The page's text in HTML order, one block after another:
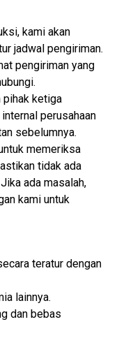
kami akan
jadwal pengiriman.
pengiriman yang
pihak ketiga
perusahaan
sebelumnya.
memeriksa
tidak ada
ada masalah,
kami untuk
teratur dengan
lainnya.
dan bebas